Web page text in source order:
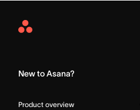
Asana
New to Asana?
Product overview